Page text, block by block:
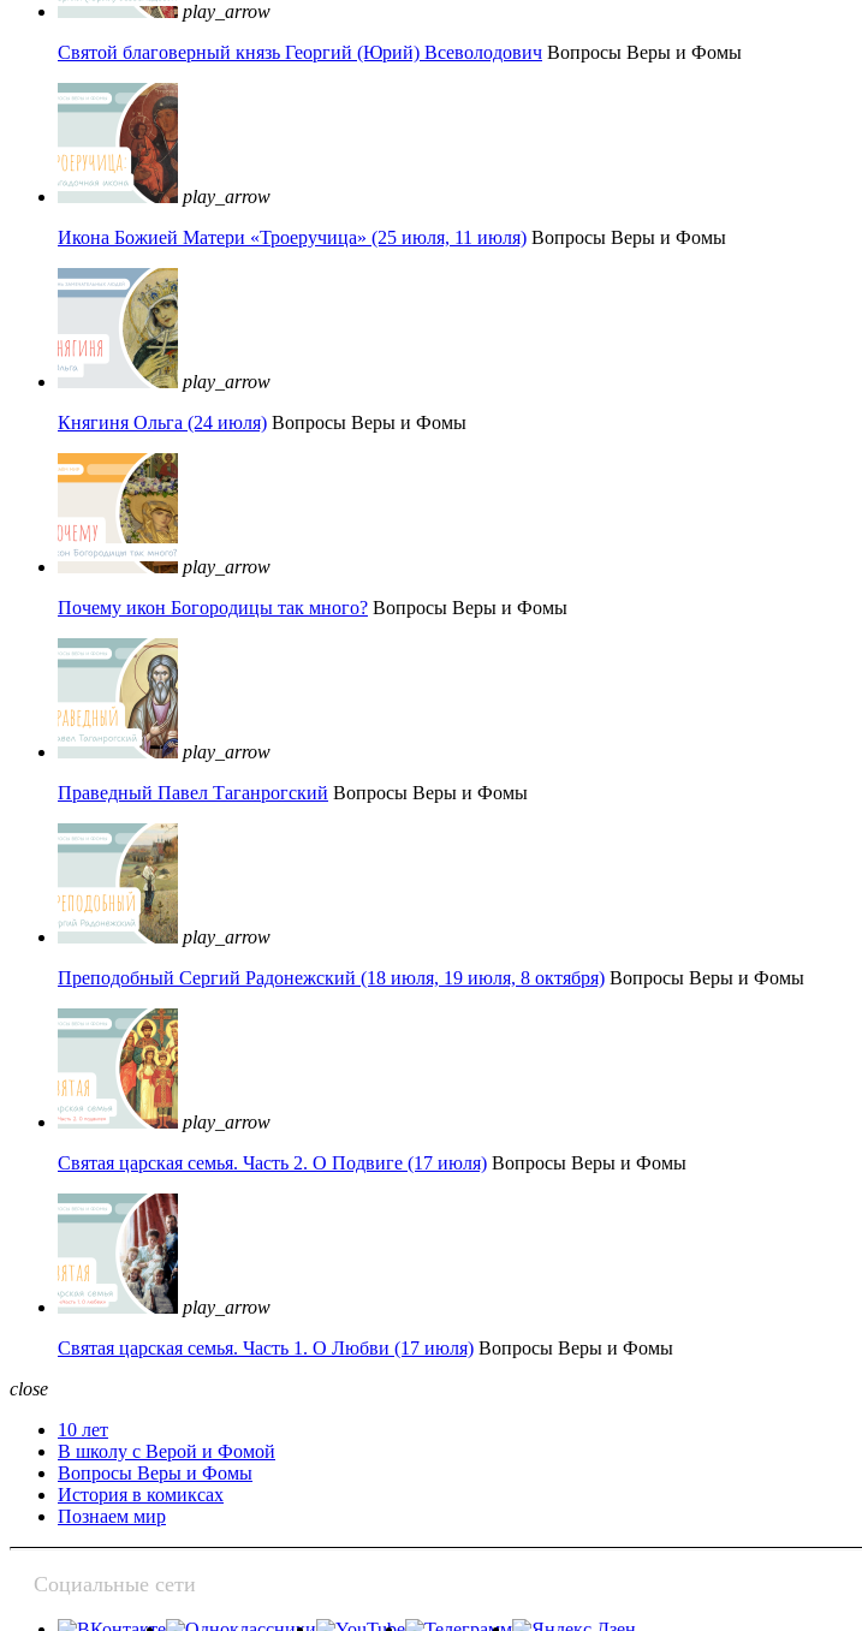
play_arrow
Святой благоверный князь Георгий (Юрий) Всеволодович Вопросы Веры и Фомы
play_arrow
Икона Божией Матери «Троеручица» (25 июля, 11 июля) Вопросы Веры и Фомы
play_arrow
Княгиня Ольга (24 июля) Вопросы Веры и Фомы
play_arrow
Почему икон Богородицы так много? Вопросы Веры и Фомы
play_arrow
Праведный Павел Таганрогский Вопросы Веры и Фомы
play_arrow
Преподобный Сергий Радонежский (18 июля, 19 июля, 8 октября) Вопросы Веры и Фомы
play_arrow
Святая царская семья. Часть 2. О Подвиге (17 июля) Вопросы Веры и Фомы
play_arrow
Святая царская семья. Часть 1. О Любви (17 июля) Вопросы Веры и Фомы
close
10 лет
В школу с Верой и Фомой
Вопросы Веры и Фомы
История в комиксах
Познаем мир
Социальные сети